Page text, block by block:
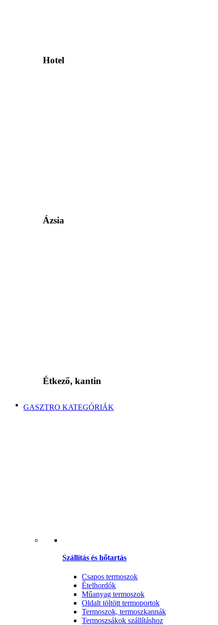
Hotel
Ázsia
Étkező, kantin
GASZTRO KATEGÓRIÁK
Szállítás és hőtartás
Csapos termoszok
Ételhordók
Műanyag termoszok
Oldalt töltött termoportok
Termoszok, termoszkannák
Termoszsákok szállításhoz